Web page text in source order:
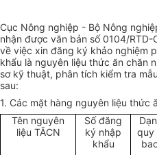
Cục Nông nghiệp - Bộ Nông
nhận được văn bản số 0104/
về việc xin đăng ký khảo nghiệm
khẩu là nguyên liệu thức ăn chăn
sơ kỹ thuật, phân tích kiểm tra
sau:
1. Các mặt hàng nguyên liệu thức
Tên nguyên
liệu TĂCN
Số đăng
ký nhập
khẩu
quy